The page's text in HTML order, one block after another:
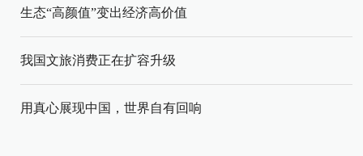
生态“高颜值”变出经济高价值
我国文旅消费正在扩容升级
用真心展现中国，世界自有回响